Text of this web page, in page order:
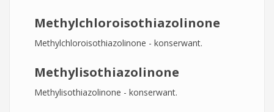
Methylchloroisothiazolinone
Methylchloroisothiazolinone - konserwant.
Methylisothiazolinone
Methylisothiazolinone - konserwant.